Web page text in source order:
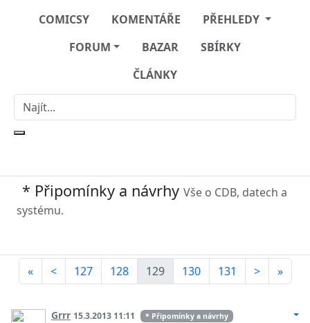
COMICSY KOMENTÁŘE
PŘEHLEDY
FORUM
BAZAR
SBÍRKY
ČLÁNKY
* Připomínky a návrhy Vše o CDB, datech a
systému.
« < 127 128 129 130 131 > »
Grrr 15.3.2013 11:11 * Připomínky a návrhy